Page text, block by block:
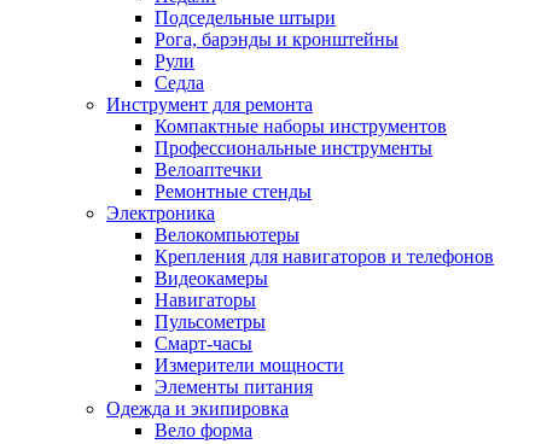
Подседельные штыри
Рога, барэнды и кронштейны
Рули
Седла
Инструмент для ремонта
Компактные наборы инструментов
Профессиональные инструменты
Велоаптечки
Ремонтные стенды
Электроника
Велокомпьютеры
Крепления для навигаторов и телефонов
Видеокамеры
Навигаторы
Пульсометры
Смарт-часы
Измерители мощности
Элементы питания
Одежда и экипировка
Вело форма